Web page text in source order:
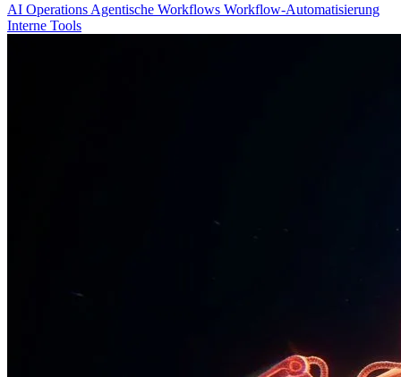
AI Operations Agentische Workflows Workflow-Automatisierung
Interne Tools